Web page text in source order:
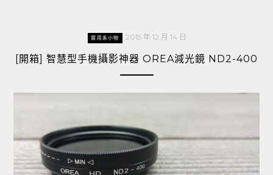
實用系小物 2015 年 12 月 14 日
[開箱] 智慧型手機攝影神器 OREA減光鏡 ND2-400